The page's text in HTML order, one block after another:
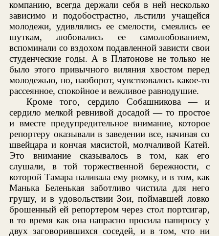
компанию, всегда держали себя в ней несколько
зависимо и подобострастно, льстили учащейся
молодежи, удивлялись ее смелости, смеялись ее
шуткам, любовались ее самолюбованием,
вспоминали со вздохом подавленной зависти свои
студенческие годы. А в Платонове не только не
было этого привычного виляния хвостом перед
молодежью, но, наоборот, чувствовалось какое-то
рассеянное, спокойное и вежливое равнодушие.
Кроме того, сердило Собашникова — и
сердило мелкой ревнивой досадой — то простое
и вместе предупредительное внимание, которое
репортеру оказывали в заведении все, начиная со
швейцара и кончая мясистой, молчаливой Катей.
Это внимание сказывалось в том, как его
слушали, в той торжественной бережности, с
которой Тамара наливала ему рюмку, и в том, как
Манька Беленькая заботливо чистила для него
грушу, и в удовольствии Зои, поймавшей ловко
брошенный ей репортером через стол портсигар,
в то время как она напрасно просила папиросу у
двух заговорившихся соседей, и в том, что ни